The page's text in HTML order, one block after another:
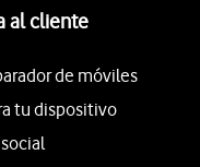
al cliente
de móviles
tu dispositivo